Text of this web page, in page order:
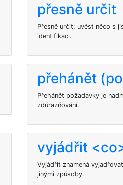
přesně určit
Přesně určit: uvést něco s
identifikaci.
přehánět
Přehánět požadavky je
zdůrazňování.
vyjádřit
Vyjádřit znamená
jinými způsoby.